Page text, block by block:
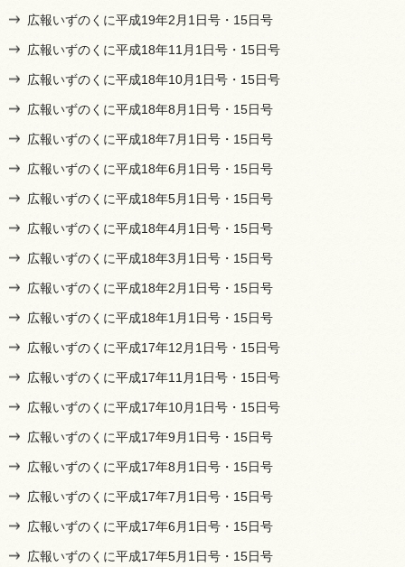
広報いずのくに平成19年2月1日号・15日号
広報いずのくに平成18年11月1日号・15日号
広報いずのくに平成18年10月1日号・15日号
広報いずのくに平成18年8月1日号・15日号
広報いずのくに平成18年7月1日号・15日号
広報いずのくに平成18年6月1日号・15日号
広報いずのくに平成18年5月1日号・15日号
広報いずのくに平成18年4月1日号・15日号
広報いずのくに平成18年3月1日号・15日号
広報いずのくに平成18年2月1日号・15日号
広報いずのくに平成18年1月1日号・15日号
広報いずのくに平成17年12月1日号・15日号
広報いずのくに平成17年11月1日号・15日号
広報いずのくに平成17年10月1日号・15日号
広報いずのくに平成17年9月1日号・15日号
広報いずのくに平成17年8月1日号・15日号
広報いずのくに平成17年7月1日号・15日号
広報いずのくに平成17年6月1日号・15日号
広報いずのくに平成17年5月1日号・15日号